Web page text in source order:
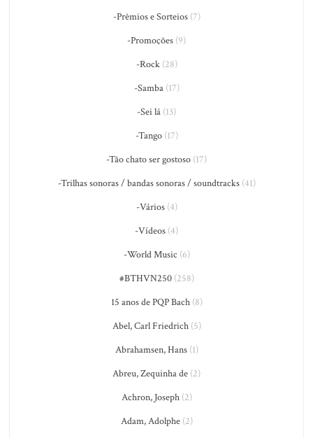
-Prêmios e Sorteios(7)
-Promoções (9)
-Rock(28)
-Samba(17)
-Sei lá (13)
-Tango(17)
-Tão chato ser gostoso (17)
-Trilhas sonoras / bandas sonoras / soundtracks(41)
-Vários(4)
-Vídeos (4)
-World Music (6)
#BTHVN250(258)
15 anos de PQP Bach(8)
Abel, Carl Friedrich(5)
Abrahamsen, Hans(1)
Abreu, Zequinha de (2)
Achron, Joseph(2)
Adam, Adolphe(2)